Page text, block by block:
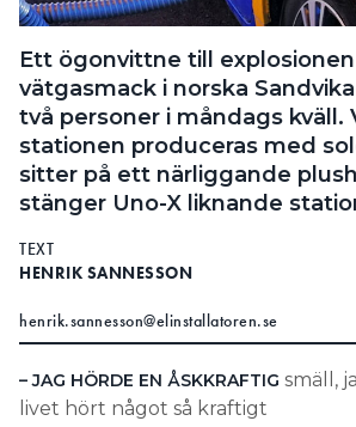
SEARCH
Ett ögonvittne till
vätgasmack i norska
två personer i måndags kväll.
stationen produceras med
sitter på ett närliggande
stänger Uno-X liknande
TEXT
HENRIK SANNESSON
henrik.sannesson@elinstallatoren.se
– JAG HÖRDE EN ÅSKKRAFTIG smäll,
livet hört något så kraftigt